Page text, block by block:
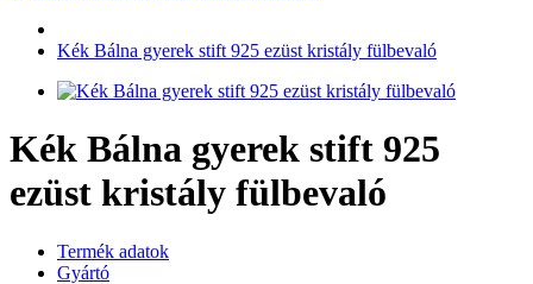
Kék Bálna gyerek stift 925 ezüst kristály fülbevaló
Kék Bálna gyerek stift 925
ezüst kristály fülbevaló
Termék adatok
Gyártó